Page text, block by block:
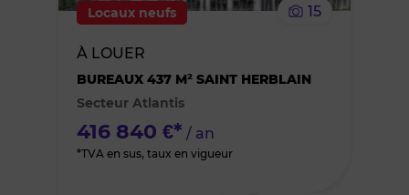
Locaux neufs 15
À LOUER
BUREAUX 437 M² SAINT HERBLAIN
Secteur Atlantis
416 840 €* / an
*TVA en sus, taux en vigueur